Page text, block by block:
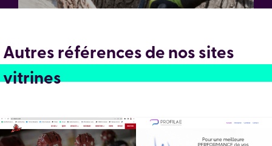
Autres références de nos sites
vitrines